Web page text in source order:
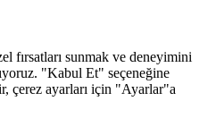
fırsatları sunmak ve deneyimini
"Kabul Et" seçeneğine
çerez ayarları için "Ayarlar"a